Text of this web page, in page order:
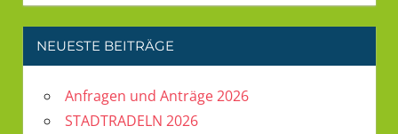
NEUESTE BEITRÄGE
Anfragen und Anträge 2026
STADTRADELN 2026